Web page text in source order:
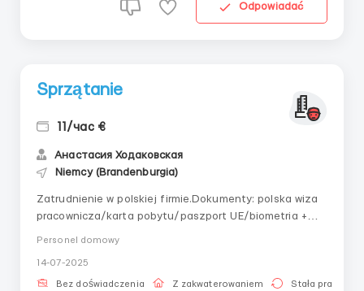
Odpowiadać
Sprzątanie
11/час €
Анастасия Ходаковская
Niemcy (Brandenburgia)
Zatrudnienie w polskiej firmie.Dokumenty: polska wiza
pracownicza/karta pobytu/paszport UE/biometria +
atutemPrawo jazdy kat. BObowiązki: Sprzątanie
przedszkoli, biur, mieszkań.Warunki pracy:Grafik pracy:...
Personel domowy
14-07-2025
Bez doświadczenia Z zakwaterowaniem Stała praca